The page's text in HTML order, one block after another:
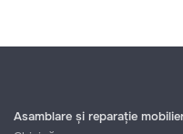
Asamblare și reparație